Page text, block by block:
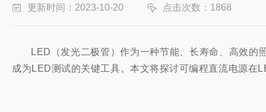
更新时间：2023-10-20 点击次数：1868
LED（发光二极管）作为一种节能、长寿命、高效
成为LED测试的关键工具。本文将探讨可编程直流电源在